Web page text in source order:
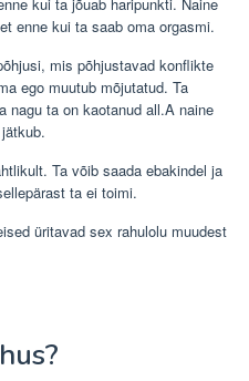
enne kui ta saab oma orgasmi.
mis põhjustavad konflikte
ego muutub mõjutatud. Ta
nagu ta on kaotanud all.A naine
Ta võib saada ebakindel ja
ta ei toimi.
üritavad sex rahulolu muudest